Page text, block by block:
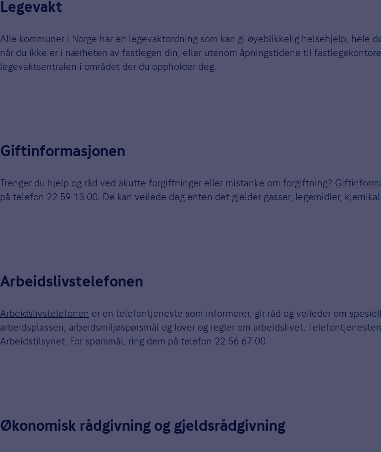
Legevakt
Alle kommuner i Norge har en legevaktordning som kan gi øyeblikkelig helsehjelp, hele
når du ikke er i nærheten av fastlegen din, eller utenom åpningstidene til
legevaktsentralen i området der du oppholder deg.
Giftinformasjonen
Trenger du hjelp og råd ved akutte forgiftninger eller mistanke om forgiftning?
på telefon 22 59 13 00. De kan veilede deg enten det gjelder gasser, legemidler,
Arbeidslivstelefonen
Arbeidslivstelefonen er en telefontjeneste som informerer, gir råd og veileder om
arbeidsplassen, arbeidsmiljøspørsmål og lover og regler om arbeidslivet.
Arbeidstilsynet. For spørsmål, ring dem på telefon 22 56 67 00.
Økonomisk rådgivning og gjeldsrådgivning